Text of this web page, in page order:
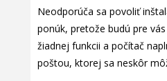
Neodporúča sa povoliť
ponúk, pretože budú pre
žiadnej funkcii a počítač
poštou, ktorej sa neskôr